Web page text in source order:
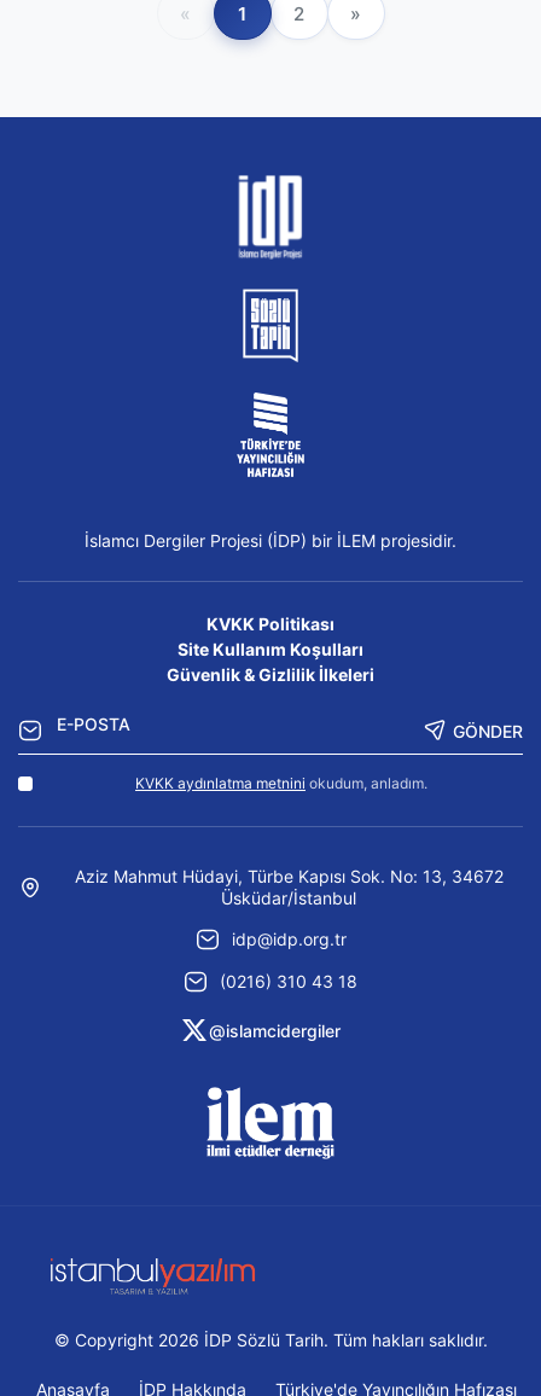
« 1 2 »
İslamcı Dergiler Projesi (İDP) bir İLEM projesidir.
KVKK Politikası
Site Kullanım Koşulları
Güvenlik & Gizlilik İlkeleri
GÖNDER
KVKK aydınlatma metnini okudum, anladım.
Aziz Mahmut Hüdayi, Türbe Kapısı Sok. No: 13, 34672
Üsküdar/İstanbul
idp@idp.org.tr
(0216) 310 43 18
@islamcidergiler
© Copyright 2026 İDP Sözlü Tarih. Tüm hakları saklıdır.
Anasayfa İDP Hakkında Türkiye'de Yayıncılığın Hafızası